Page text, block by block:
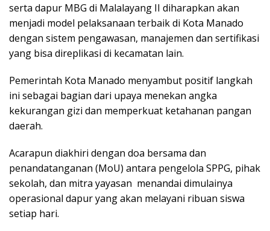
serta dapur MBG di Malalayang II diharapkan akan
menjadi model pelaksanaan terbaik di Kota Manado
dengan sistem pengawasan, manajemen dan sertifikasi
yang bisa direplikasi di kecamatan lain.
Pemerintah Kota Manado menyambut positif langkah
ini sebagai bagian dari upaya menekan angka
kekurangan gizi dan memperkuat ketahanan pangan
daerah.
Acarapun diakhiri dengan doa bersama dan
penandatanganan (MoU) antara pengelola SPPG, pihak
sekolah, dan mitra yayasan menandai dimulainya
operasional dapur yang akan melayani ribuan siswa
setiap hari.